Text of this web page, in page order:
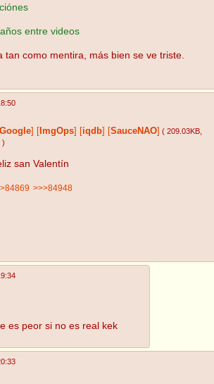
entre videos
tan como mentira, más bien se ve triste.
Google ImgOps iqdb SauceNAO ( 209.03KB
)
san Valentín
>>>84948
es peor si no es real kek